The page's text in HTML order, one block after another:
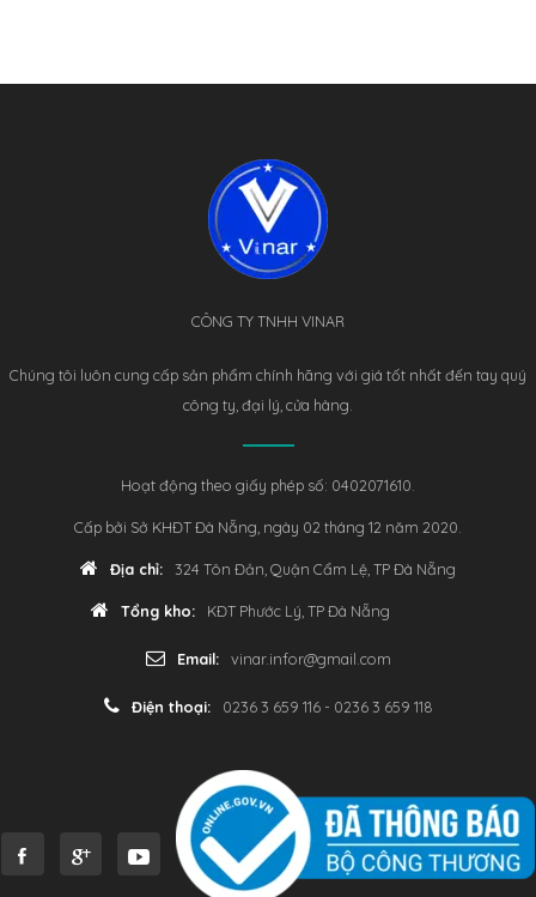
CÔNG TY TNHH VINAR
Chúng tôi luôn cung cấp sản phẩm chính hãng với giá tốt nhất đến tay quý
công ty, đại lý, cửa hàng.
Hoạt động theo giấy phép số: 0402071610.
Cấp bởi Sở KHĐT Đà Nẵng, ngày 02 tháng 12 năm 2020.
Địa chỉ: 324 Tôn Đản, Quận Cẩm Lệ, TP Đà Nẵng
Tổng kho: KĐT Phước Lý, TP Đà Nẵng
Email: vinar.infor@gmail.com
Điện thoại: 0236 3 659 116 - 0236 3 659 118